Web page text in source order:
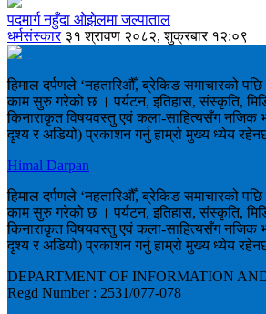
पदमार्ग नहुँदा ओझेलमा जल्पाताल
धर्मसंस्कार ३१ श्रावण २०८२, शुक्रबार १२:०९
हिमाल दर्पणले ‘नहतारिऔँ, ब्रेकिङ समाचारको
काम सुरु गरेको छ । पर्यटन, इतिहास, संस्कृति,
किनाराकृत विषयवस्तु एवं कला-साहित्यसँग नजिक
दृश्य र अडियो) प्रकाशन गर्नु हाम्रो मुख्य ध्येय
Himal Darpan
हिमाल दर्पणले ‘नहतारिऔँ, ब्रेकिङ समाचारको
काम सुरु गरेको छ । पर्यटन, इतिहास, संस्कृति,
किनाराकृत विषयवस्तु एवं कला-साहित्यसँग नजिक
दृश्य र अडियो) प्रकाशन गर्नु हाम्रो मुख्य ध्येय
DEPARTMENT OF INFORMATION
Regd Number : 2531/077-078